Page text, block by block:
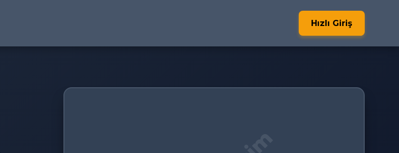
Hızlı Giriş